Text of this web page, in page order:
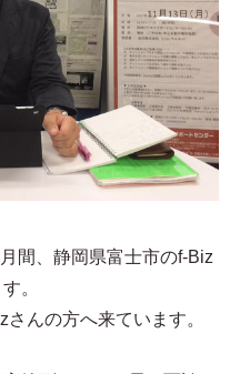
間、静岡県富士市のf-Biz
。
んの方へ来ています。